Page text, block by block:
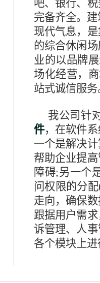
吧、银行、
完备齐全。
现代气息，
的综合休闲
业的以品牌
场化经营，
站式诚信服务
我公司针
件，在软件
一个是解决
帮助企业提
障碍;另一个
问权限的分
走向，确保
跟据用户需
诉管理、人
各个模块上